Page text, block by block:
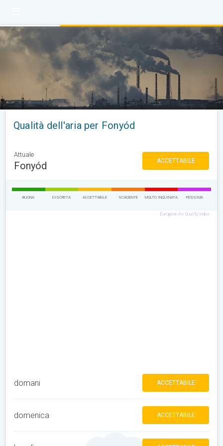
Qualità dell'aria per Fonyód
Attuale
Fonyód ACCETTABILE
BUONA DISCRETA ACCETTABILE SCADENTE MOLTO INQUINATA PESSIMA
European Air Quality Index
domani ACCETTABILE
domenica ACCETTABILE